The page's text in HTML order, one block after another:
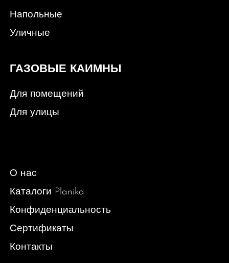
Напольные
Уличные
ГАЗОВЫЕ КАИМНЫ
Для помещений
Для улицы
О нас
Каталоги Planika
Конфиденциальность
Сертификаты
Контакты